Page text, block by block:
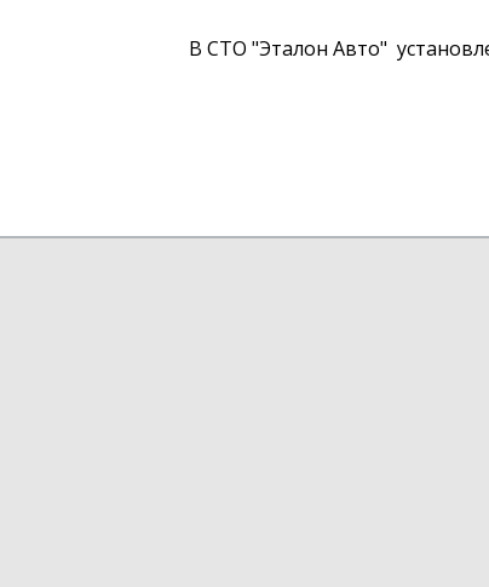
В СТО "Эталон Авто"